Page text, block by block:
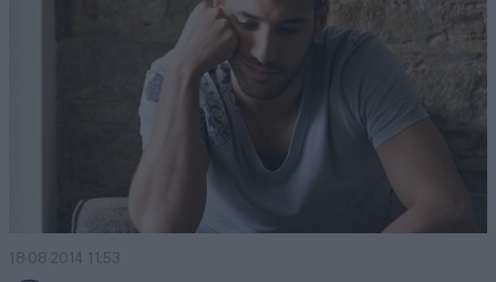
18·08·2014 11:53